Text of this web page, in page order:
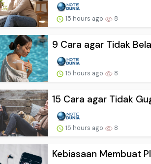
15 hours ago 8
9 Cara agar Tidak
15 hours ago 8
15 Cara agar Tidak
15 hours ago 8
Kebiasaan Membuat